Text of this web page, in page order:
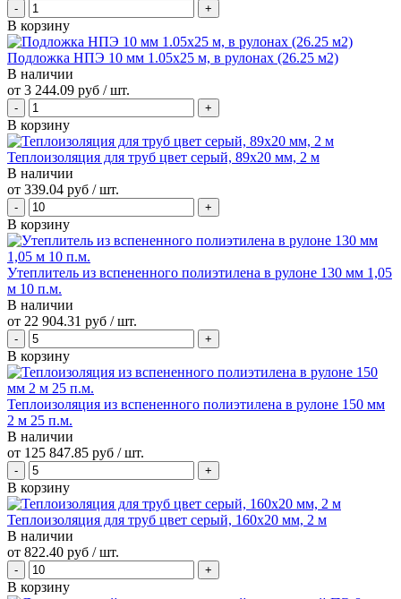
В корзину
Подложка НПЭ 10 мм 1.05х25 м, в рулонах (26.25 м2)
В наличии
от 3 244.09 руб / шт.
В корзину
Теплоизоляция для труб цвет серый, 89x20 мм, 2 м
В наличии
от 339.04 руб / шт.
В корзину
Утеплитель из вспененного полиэтилена в рулоне 130 мм 1,05
м 10 п.м.
В наличии
от 22 904.31 руб / шт.
В корзину
Теплоизоляция из вспененного полиэтилена в рулоне 150 мм
2 м 25 п.м.
В наличии
от 125 847.85 руб / шт.
В корзину
Теплоизоляция для труб цвет серый, 160x20 мм, 2 м
В наличии
от 822.40 руб / шт.
В корзину